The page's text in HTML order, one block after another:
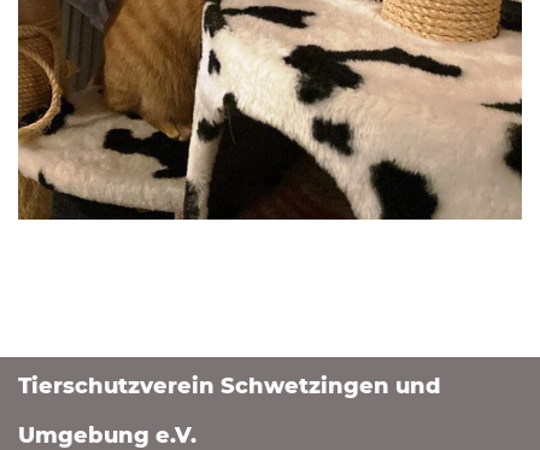
Tierschutzverein Schwetzingen und
Umgebung e.V.